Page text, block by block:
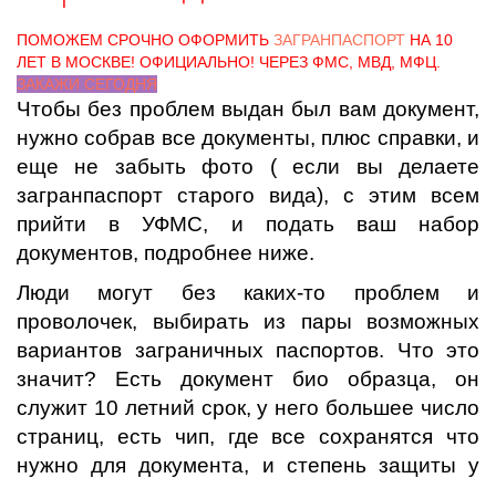
ПОМОЖЕМ СРОЧНО ОФОРМИТЬ ЗАГРАНПАСПОРТ НА 10
ЛЕТ В МОСКВЕ! ОФИЦИАЛЬНО! ЧЕРЕЗ ФМС, МВД, МФЦ.
ЗАКАЖИ СЕГОДНЯ
Чтобы без проблем выдан был вам документ,
нужно собрав все документы, плюс справки, и
еще не забыть фото ( если вы делаете
загранпаспорт старого вида), с этим всем
прийти в УФМС, и подать ваш набор
документов, подробнее ниже.
Люди могут без каких-то проблем и
проволочек, выбирать из пары возможных
вариантов заграничных паспортов. Что это
значит? Есть документ био образца, он
служит 10 летний срок, у него большее число
страниц, есть чип, где все сохранятся что
нужно для документа, и степень защиты у